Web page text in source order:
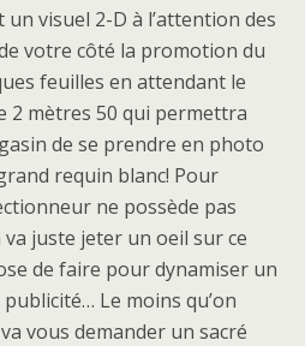
un visuel 2-D à l’attention des
votre côté la promotion du
feuilles en attendant le
2 mètres 50 qui permettra
de se prendre en photo
requin blanc! Pour
ne possède pas
juste jeter un oeil sur ce
de faire pour dynamiser un
Le moins qu’on
vous demander un sacré